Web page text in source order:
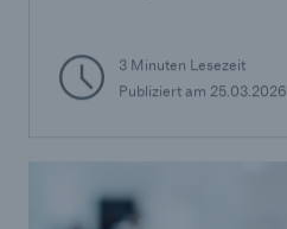
3 Minuten Lesezeit
Publiziert am 25.03.2026